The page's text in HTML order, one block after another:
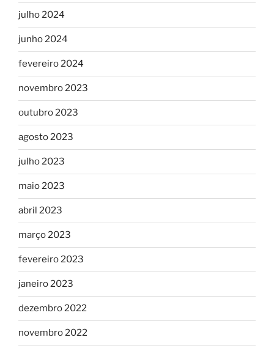
julho 2024
junho 2024
fevereiro 2024
novembro 2023
outubro 2023
agosto 2023
julho 2023
maio 2023
abril 2023
março 2023
fevereiro 2023
janeiro 2023
dezembro 2022
novembro 2022